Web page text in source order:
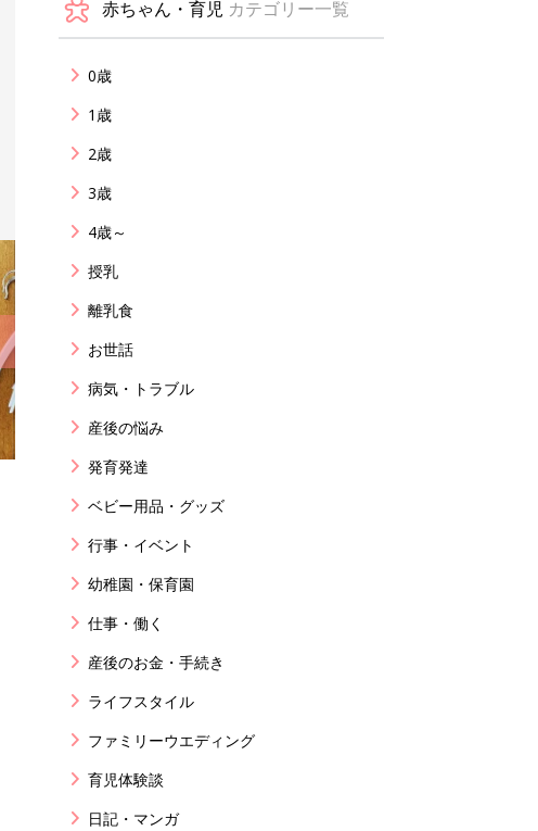
赤ちゃん・育児 カテゴリー一覧
0歳
1歳
2歳
3歳
4歳～
授乳
離乳食
お世話
病気・トラブル
産後の悩み
発育発達
ベビー用品・グッズ
行事・イベント
幼稚園・保育園
仕事・働く
産後のお金・手続き
ライフスタイル
ファミリーウエディング
育児体験談
日記・マンガ